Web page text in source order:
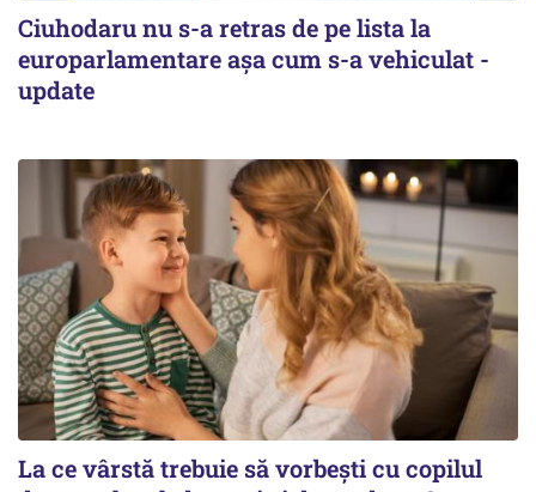
Ciuhodaru nu s-a retras de pe lista la
europarlamentare așa cum s-a vehiculat -
update
La ce vârstă trebuie să vorbești cu copilul